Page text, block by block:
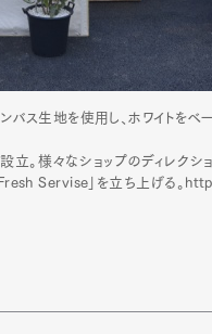
バス生地を使用し、ホワイトをベ
様々なショップのディレクショ
「Fresh Servise」を立ち上げる